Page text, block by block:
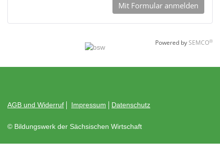
Mit Formular anmelden
Powered bySEMCO®
AGB und Widerruf Impressum Datenschutz
© Bildungswerk der Sächsischen Wirtschaft